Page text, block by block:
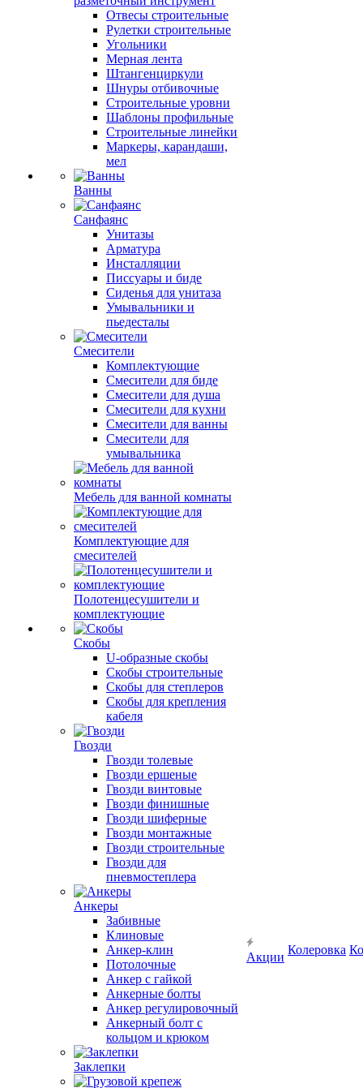
Отвесы строительные
Рулетки строительные
Угольники
Мерная лента
Штангенциркули
Шнуры отбивочные
Строительные уровни
Шаблоны профильные
Строительные линейки
Маркеры, карандаши,
мел
Ванны
Санфаянс
Унитазы
Арматура
Инсталляции
Писсуары и биде
Сиденья для унитаза
Умывальники и
пьедесталы
Смесители
Комплектующие
Смесители для биде
Смесители для душа
Смесители для кухни
Смесители для ванны
Смесители для
умывальника
Мебель для ванной комнаты
Комплектующие для
смесителей
Полотенцесушители и
комплектующие
Скобы
U-образные скобы
Скобы строительные
Скобы для степлеров
Скобы для крепления
кабеля
Гвозди
Гвозди толевые
Гвозди ершеные
Гвозди винтовые
Гвозди финишные
Гвозди шиферные
Гвозди монтажные
Гвозди строительные
Гвозди для
пневмостеплера
Анкеры
Забивные
Клиновые
Анкер-клин
Потолочные
Анкер с гайкой
Анкерные болты
Анкер регулировочный
Анкерный болт с
кольцом и крюком
Заклепки
Акции
Колеровка